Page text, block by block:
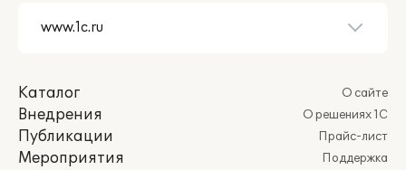
Каталог
Внедрения
Публикации
Мероприятия
О сайте
О решениях 1С
Прайс-лист
Поддержка